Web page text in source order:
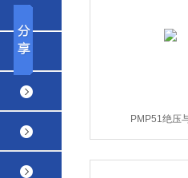
PMP51绝压